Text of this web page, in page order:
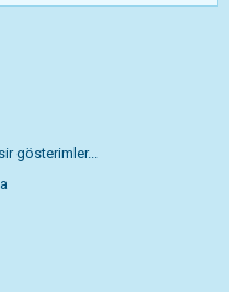
gösterimler...